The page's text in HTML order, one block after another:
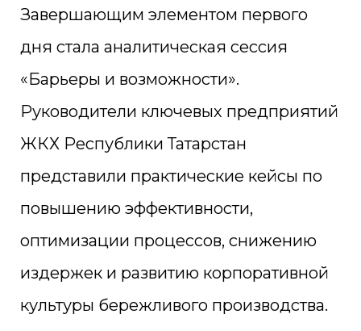
Завершающим элементом первого
дня стала аналитическая сессия
«Барьеры и возможности».
Руководители ключевых предприятий
ЖКХ Республики Татарстан
представили практические кейсы по
повышению эффективности,
оптимизации процессов, снижению
издержек и развитию корпоративной
культуры бережливого производства.